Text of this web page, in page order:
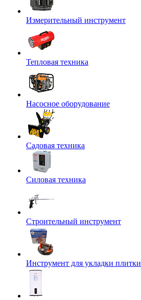
Измерительный инструмент
Тепловая техника
Насосное оборудование
Садовая техника
Силовая техника
Строительный инструмент
Инструмент для укладки плитки